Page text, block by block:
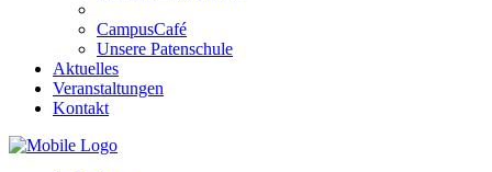
CampusCafé
Unsere Patenschule
Aktuelles
Veranstaltungen
Kontakt